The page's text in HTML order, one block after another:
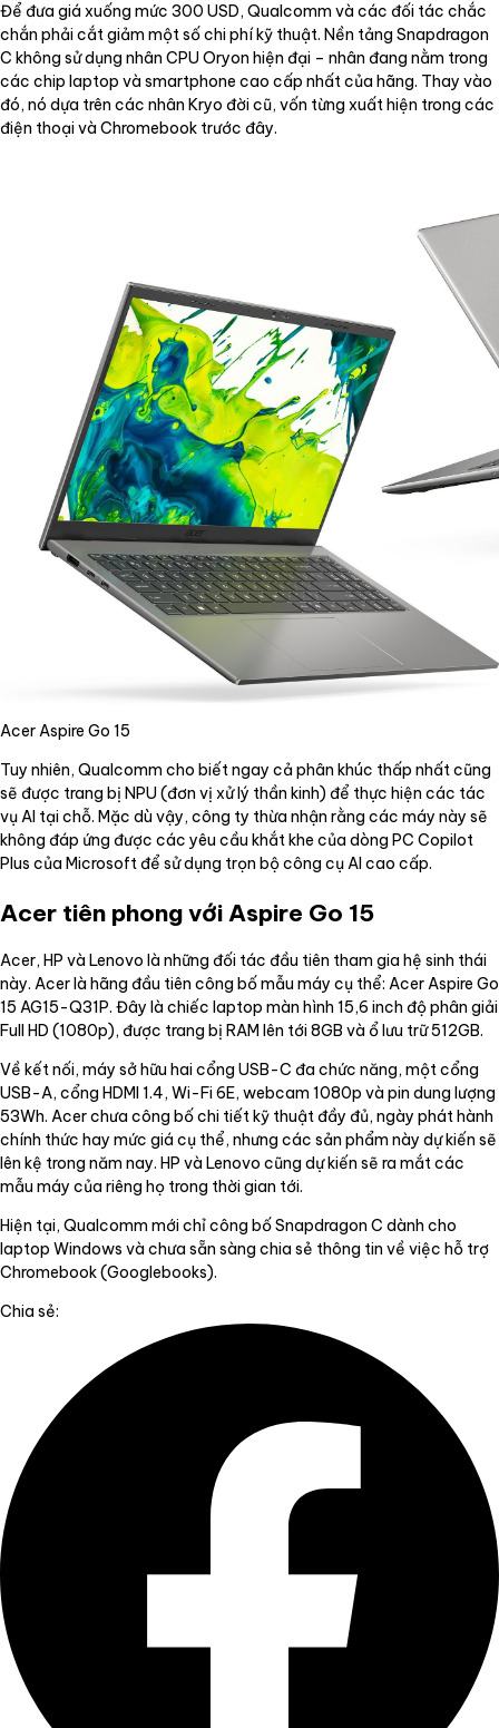
Để đưa giá xuống mức 300 USD, Qualcomm và các đối tác chắc
chắn phải cắt giảm một số chi phí kỹ thuật. Nền tảng Snapdragon
C không sử dụng nhân CPU Oryon hiện đại – nhân đang nằm trong
các chip laptop và smartphone cao cấp nhất của hãng. Thay vào
đó, nó dựa trên các nhân Kryo đời cũ, vốn từng xuất hiện trong các
điện thoại và Chromebook trước đây.
Acer Aspire Go 15
Tuy nhiên, Qualcomm cho biết ngay cả phân khúc thấp nhất cũng
sẽ được trang bị NPU (đơn vị xử lý thần kinh) để thực hiện các tác
vụ AI tại chỗ. Mặc dù vậy, công ty thừa nhận rằng các máy này sẽ
không đáp ứng được các yêu cầu khắt khe của dòng PC Copilot
Plus của Microsoft để sử dụng trọn bộ công cụ AI cao cấp.
Acer tiên phong với Aspire Go 15
Acer, HP và Lenovo là những đối tác đầu tiên tham gia hệ sinh thái
này. Acer là hãng đầu tiên công bố mẫu máy cụ thể: Acer Aspire Go
15 AG15-Q31P. Đây là chiếc laptop màn hình 15,6 inch độ phân giải
Full HD (1080p), được trang bị RAM lên tới 8GB và ổ lưu trữ 512GB.
Về kết nối, máy sở hữu hai cổng USB-C đa chức năng, một cổng
USB-A, cổng HDMI 1.4, Wi-Fi 6E, webcam 1080p và pin dung lượng
53Wh. Acer chưa công bố chi tiết kỹ thuật đầy đủ, ngày phát hành
chính thức hay mức giá cụ thể, nhưng các sản phẩm này dự kiến sẽ
lên kệ trong năm nay. HP và Lenovo cũng dự kiến sẽ ra mắt các
mẫu máy của riêng họ trong thời gian tới.
Hiện tại, Qualcomm mới chỉ công bố Snapdragon C dành cho
laptop Windows và chưa sẵn sàng chia sẻ thông tin về việc hỗ trợ
Chromebook (Googlebooks).
Chia sẻ: